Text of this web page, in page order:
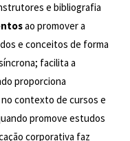
e bibliografia
ao promover a
e conceitos de forma
facilita a
proporciona
contexto de cursos e
promove estudos
corporativa faz